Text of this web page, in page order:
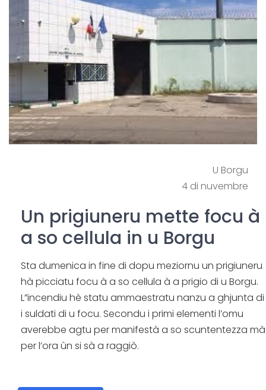
U Borgu
4 di nuvembre
Un prigiuneru mette focu à
a so cellula in u Borgu
Sta dumenica in fine di dopu meziornu un prigiuneru
hà picciatu focu à a so cellula à a prigio di u Borgu.
L”incendiu hè statu ammaestratu nanzu a ghjunta di
i suldati di u focu. Secondu i primi elementi l’omu
averebbe agtu per manifestà a so scuntentezza mà
per l’ora ùn si sà a raggiò.